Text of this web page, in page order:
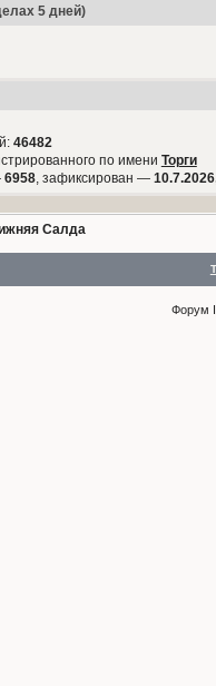
5 дней)
46482
по имени Торги
6958, зафиксирован —
Салда
Форум